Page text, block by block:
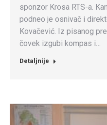
sponzor Krosa RTS-a.
podneo je osnivač i
Kovačević. Iz pisanog
čovek izgubi kompas i…
Detaljnije